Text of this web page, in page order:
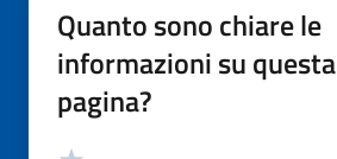
Quanto sono chiare le
informazioni su questa
pagina?
Valutazione